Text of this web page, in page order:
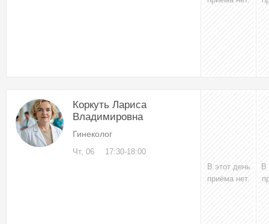
Коркуть Лариса
Владимировна
Гинеколог
Чт, 06
17:30-18:00
В этот день
приёма нет.
В